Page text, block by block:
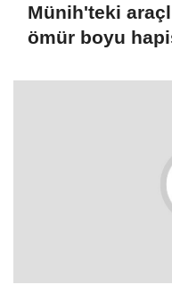
Münih'teki
ömür boyu